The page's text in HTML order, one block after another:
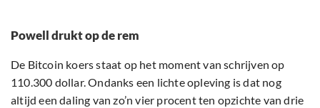
Powell drukt op de rem
De Bitcoin koers staat op het moment van schrijven op
110.300 dollar. Ondanks een lichte opleving is dat nog
altijd een daling van zo’n vier procent ten opzichte van drie